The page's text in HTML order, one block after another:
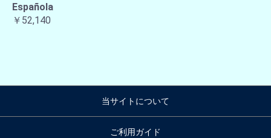
Española
￥52,140
当サイトについて
ご利用ガイド